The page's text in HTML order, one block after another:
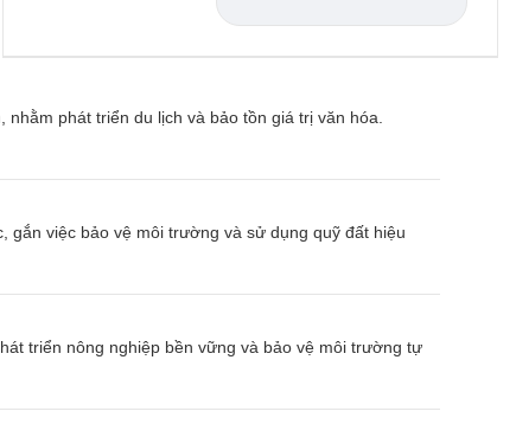
phát triển du lịch và bảo tồn giá trị văn hóa.
gắn việc bảo vệ môi trường và sử dụng quỹ đất hiệu
triển nông nghiệp bền vững và bảo vệ môi trường tự